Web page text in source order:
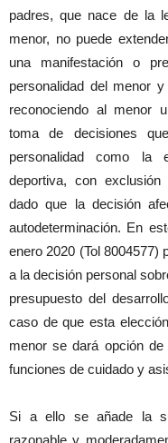
padres, que nace de la
menor, no puede
una manifestación o
personalidad del menor
reconociendo al menor
toma de decisiones
personalidad como la
deportiva, con exclusión
dado que la decisión
autodeterminación. En
enero 2020 (Tol 8004577)
a la decisión personal
presupuesto del
caso de que esta
menor se dará opción
funciones de cuidado y
Si a ello se añade la
razonable y